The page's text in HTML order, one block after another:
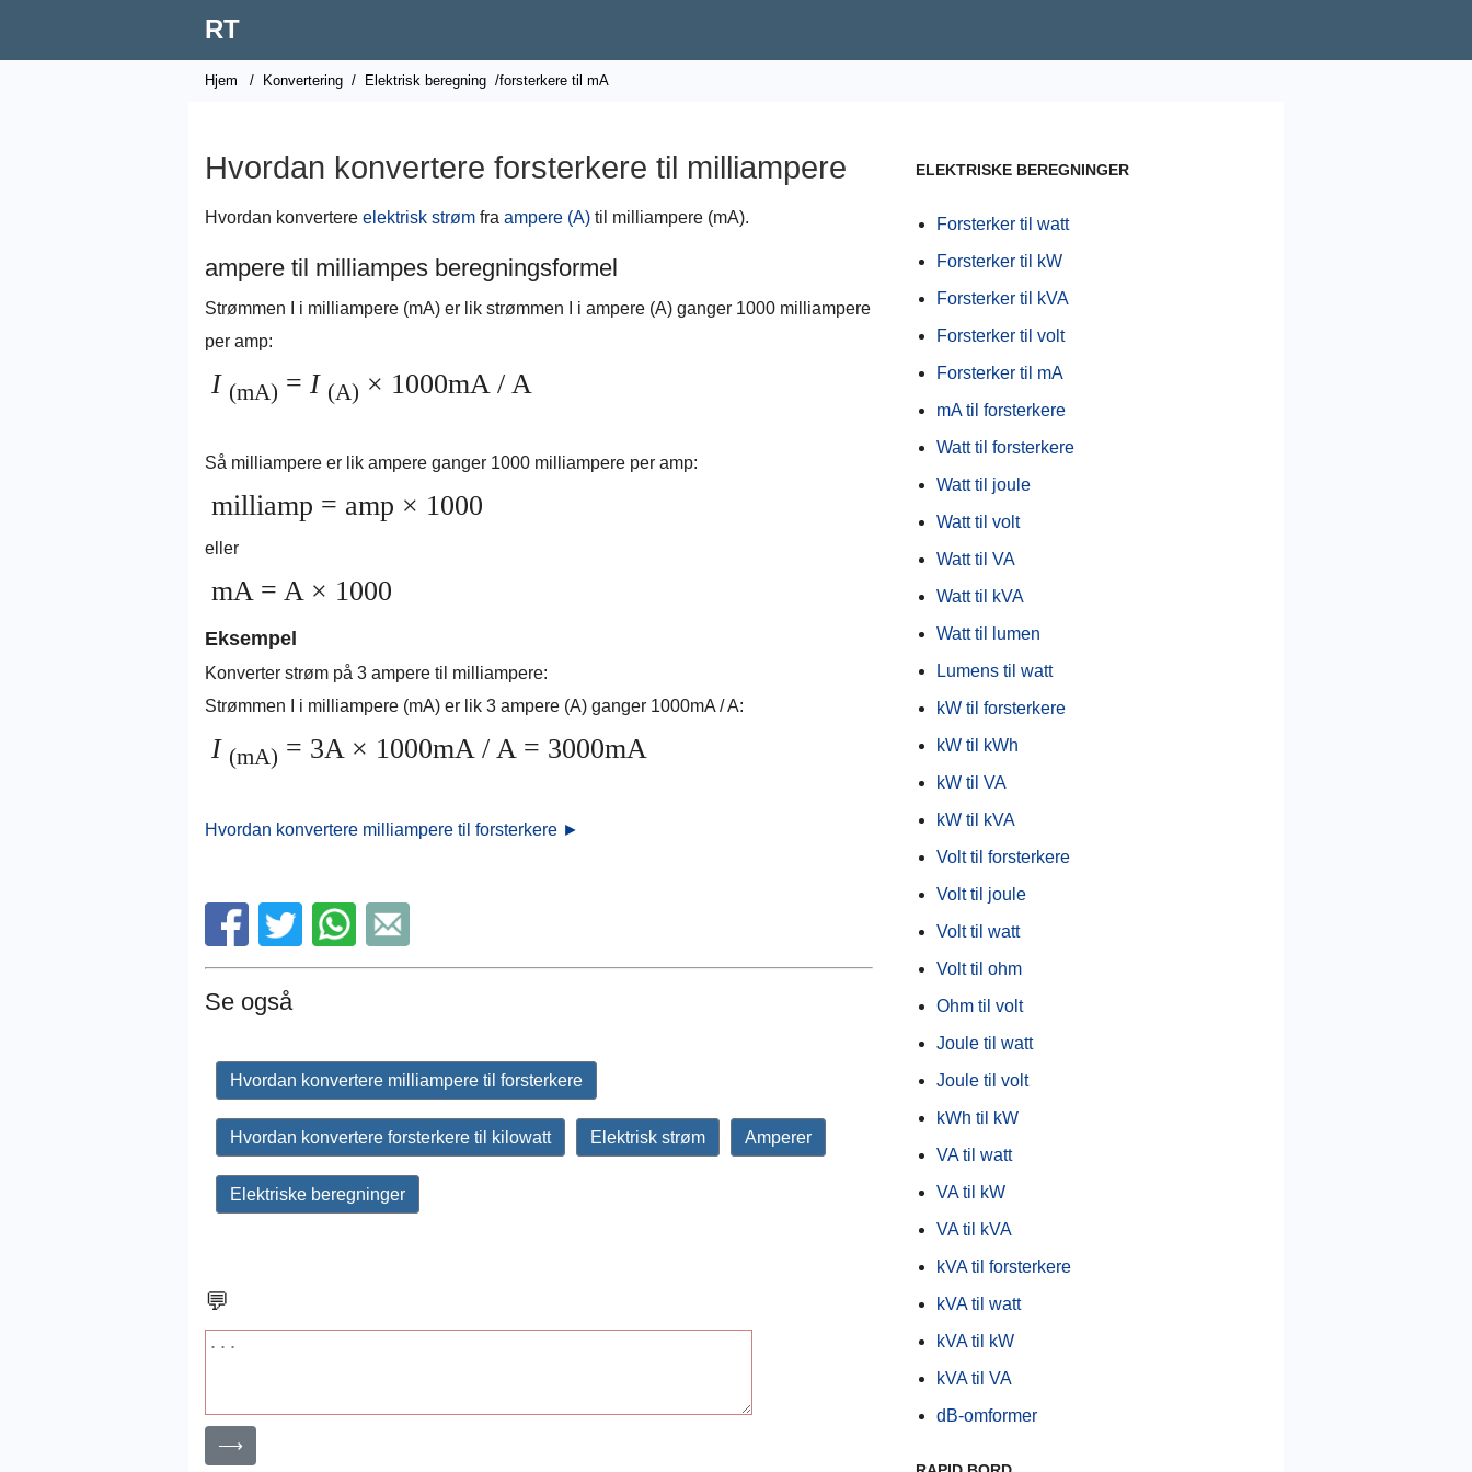
RT
Hjem / Konvertering / Elektrisk beregning /forsterkere til mA
Hvordan konvertere forsterkere til milliampere
Hvordan konvertere elektrisk strøm fra ampere (A) til milliampere (mA).
ampere til milliampes beregningsformel
Strømmen I i milliampere (mA) er lik strømmen I i ampere (A) ganger 1000 milliampere
per amp:
I (mA) = I (A) × 1000mA / A
Så milliampere er lik ampere ganger 1000 milliampere per amp:
milliamp = amp × 1000
eller
mA = A × 1000
Eksempel
Konverter strøm på 3 ampere til milliampere:
Strømmen I i milliampere (mA) er lik 3 ampere (A) ganger 1000mA / A:
I (mA) = 3A × 1000mA / A = 3000mA
Hvordan konvertere milliampere til forsterkere ►
Se også
Hvordan konvertere milliampere til forsterkere
Hvordan konvertere forsterkere til kilowatt Elektrisk strøm Amperer
Elektriske beregninger
💬
⟶
ELEKTRISKE BEREGNINGER
Forsterker til watt
Forsterker til kW
Forsterker til kVA
Forsterker til volt
Forsterker til mA
mA til forsterkere
Watt til forsterkere
Watt til joule
Watt til volt
Watt til VA
Watt til kVA
Watt til lumen
Lumens til watt
kW til forsterkere
kW til kWh
kW til VA
kW til kVA
Volt til forsterkere
Volt til joule
Volt til watt
Volt til ohm
Ohm til volt
Joule til watt
Joule til volt
kWh til kW
VA til watt
VA til kW
VA til kVA
kVA til forsterkere
kVA til watt
kVA til kW
kVA til VA
dB-omformer